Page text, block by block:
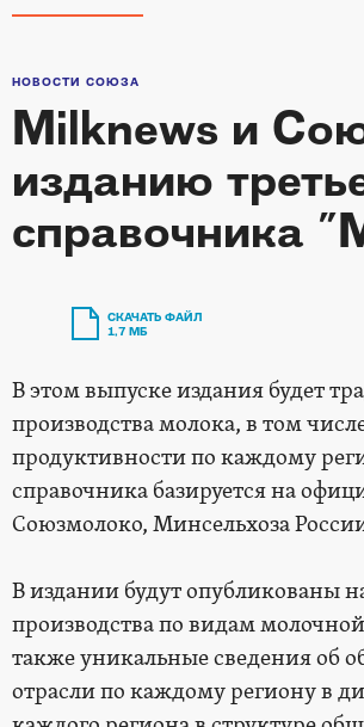
НОВОСТИ СОЮЗА
Milknews и
изданию
справочника
СКАЧАТЬ ФАЙЛ
1,7 МБ
В этом выпуске издания будет
производства молока, в том
продуктивности по каждому
справочника базируется на
Союзмолоко, Минсельхоза
В издании будут опубликованы
производства по видам
также уникальные сведения об
отрасли по каждому региону в